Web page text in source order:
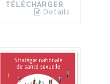
TÉLÉCHARGER
Details